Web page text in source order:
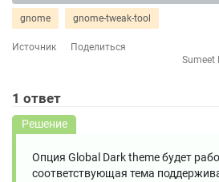
gnome gnome-tweak-tool
Источник
Поделиться
Sumeet
1 ответ
Решение
Опция Global Dark theme будет
соответствующая тема